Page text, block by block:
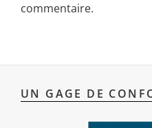
commentaire.
UN GAGE DE